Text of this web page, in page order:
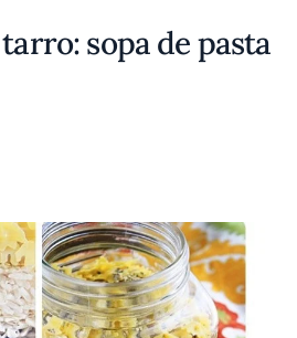
sopa de pasta